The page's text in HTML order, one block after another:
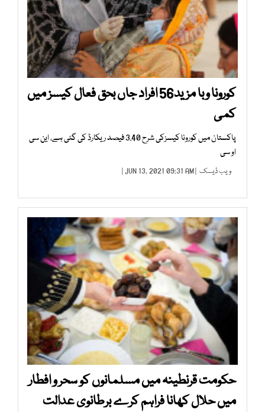
کورونا وبا مزید56 افراد جاں بحق فعال کیسز میں
کمی
پاکستان میں کورونا کیسزکی شرح 3.40 فیصد ریکارڈ کی گئی ہے، این سی
او سی
ویب ڈیسک | JUN 13, 2021 09:31 AM |
حکومت قرنطینہ میں مسلمانوں کو سحر و افطار
میں حلال کھانا فراہم کرے برطانوی عدالت